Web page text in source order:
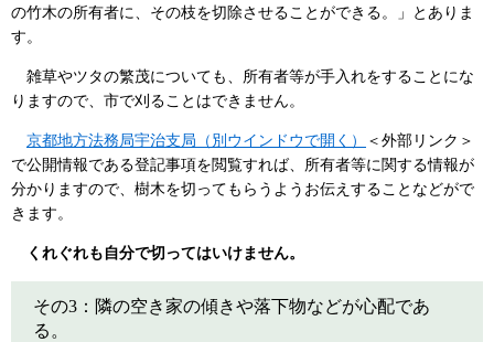
の竹木の所有者に、その枝を切除させることができる。」とありま
す。
雑草やツタの繁茂についても、所有者等が手入れをすることにな
りますので、市で刈ることはできません。
京都地方法務局宇治支局（別ウインドウで開く）
＜外部リンク＞
で公開情報である登記事項を閲覧すれば、所有者等に関する情報が
分かりますので、樹木を切ってもらうようお伝えすることなどがで
きます。
くれぐれも自分で切ってはいけません。
その3：隣の空き家の傾きや落下物などが心配であ
る。